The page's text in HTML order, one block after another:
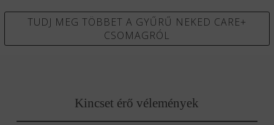
TUDJ MEG TÖBBET A GYŰRŰ NEKED CARE+
CSOMAGRÓL
Kincset érő vélemények